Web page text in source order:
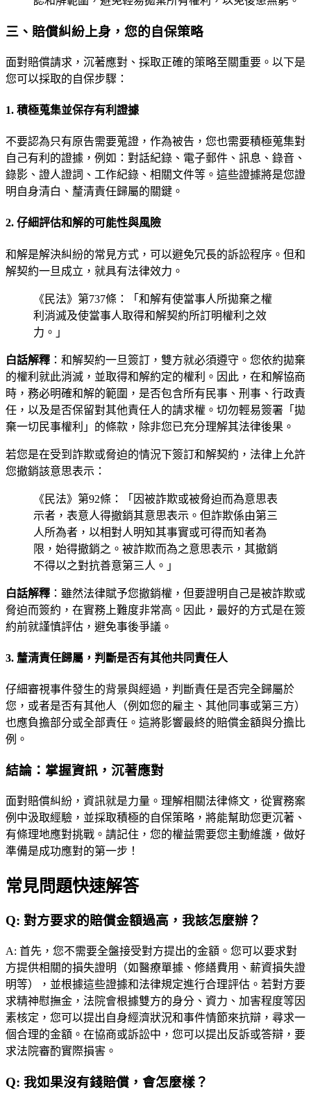
三、賠償糾紛上身，您的自保策略
面對賠償請求，沉著應對、採取正確的策略至關重要。以下是
您可以採取的自保步驟：
1. 積極蒐集並保存有利證據
不要認為只有原告需要蒐證，作為被告，您也需要積極蒐集對
自己有利的證據，例如：對話紀錄、電子郵件、訊息、錄音、
錄影、證人證詞、工作紀錄、相關文件等。這些證據將是您證
明自身清白、釐清責任歸屬的關鍵。
2. 仔細評估和解的可能性與風險
和解是解決糾紛的常見方式，可以避免冗長的訴訟程序。但和
解契約一旦成立，就具有法律效力。
《民法》第737條：「和解有使當事人所拋棄之權
利消滅及使當事人取得和解契約所訂明權利之效
力。」
白話解釋 ：和解契約一旦簽訂，雙方就必須遵守。您依約拋棄
的權利就此消滅，並取得和解約定的權利。因此，在和解協商
時，務必明確和解的範圍，是否包含所有民事、刑事、行政責
任，以及是否保留對其他責任人的請求權。切勿輕易簽署「拋
棄一切民事權利」的條款，除非您已充分理解其法律後果。
若您是在受到詐欺或脅迫的情況下簽訂和解契約，法律上允許
您撤銷該意思表示：
《民法》第92條：「因被詐欺或被脅迫而為意思表
示者，表意人得撤銷其意思表示。但詐欺係由第三
人所為者，以相對人明知其事實或可得而知者為
限，始得撤銷之。被詐欺而為之意思表示，其撤銷
不得以之對抗善意第三人。」
白話解釋 ：雖然法律賦予您撤銷權，但要證明自己是被詐欺或
脅迫而簽約，在實務上難度非常高。因此，最好的方式是在簽
約前就謹慎評估，避免事後爭議。
3. 釐清責任歸屬，判斷是否有其他共同責任人
仔細審視事件發生的背景與經過，判斷責任是否完全歸屬於
您，或者是否有其他人（例如您的雇主、其他同事或第三方）
也應負擔部分或全部責任。這將影響最終的賠償金額與分擔比
例。
結論：掌握資訊，沉著應對
面對賠償糾紛，資訊就是力量。理解相關法律條文，從實務案
例中汲取經驗，並採取積極的自保策略，將能幫助您更沉著、
有條理地應對挑戰。請記住，您的權益需要您主動維護，做好
準備是成功應對的第一步！
常見問題快速解答
Q: 對方要求的賠償金額過高，我該怎麼辦？
A: 首先，您不需要全盤接受對方提出的金額。您可以要求對
方提供相關的損失證明（如醫療單據、修繕費用、薪資損失證
明等），並根據這些證據和法律規定進行合理評估。若對方要
求精神慰撫金，法院會根據雙方的身分、資力、加害程度等因
素核定，您可以提出自身經濟狀況和事件情節來抗辯，尋求一
個合理的金額。在協商或訴訟中，您可以提出反訴或答辯，要
求法院審酌實際損害。
Q: 我如果沒有錢賠償，會怎麼樣？